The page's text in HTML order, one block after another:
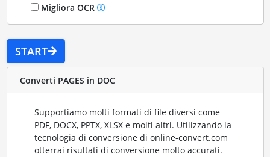
Migliora OCR
START
Converti PAGES in DOC
Supportiamo molti formati di file diversi come
PDF, DOCX, PPTX, XLSX e molti altri. Utilizzando la
tecnologia di conversione di online-convert.com
otterrai risultati di conversione molto accurati.